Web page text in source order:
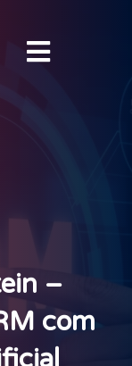
–
com